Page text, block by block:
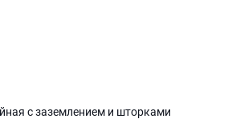
с заземлением и шторками